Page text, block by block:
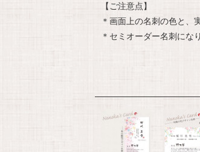
【ご注意点】
＊画面上の名刺の色と、
＊セミオーダー名刺にな